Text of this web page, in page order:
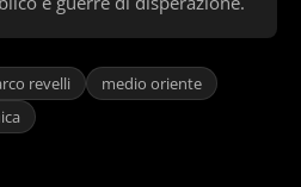
revelli
medio oriente